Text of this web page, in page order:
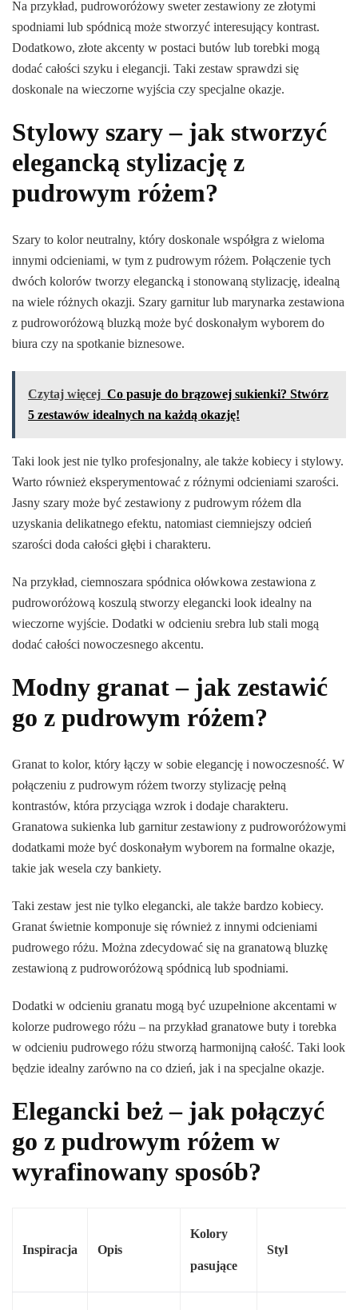
Na przykład, pudroworóżowy sweter zestawiony ze złotymi
spodniami lub spódnicą może stworzyć interesujący kontrast.
Dodatkowo, złote akcenty w postaci butów lub torebki mogą
dodać całości szyku i elegancji. Taki zestaw sprawdzi się
doskonale na wieczorne wyjścia czy specjalne okazje.
Stylowy szary – jak stworzyć
elegancką stylizację z
pudrowym różem?
Szary to kolor neutralny, który doskonale współgra z wieloma
innymi odcieniami, w tym z pudrowym różem. Połączenie tych
dwóch kolorów tworzy elegancką i stonowaną stylizację, idealną
na wiele różnych okazji. Szary garnitur lub marynarka zestawiona
z pudroworóżową bluzką może być doskonałym wyborem do
biura czy na spotkanie biznesowe.
Czytaj więcej Co pasuje do brązowej sukienki? Stwórz
5 zestawów idealnych na każdą okazję!
Taki look jest nie tylko profesjonalny, ale także kobiecy i stylowy.
Warto również eksperymentować z różnymi odcieniami szarości.
Jasny szary może być zestawiony z pudrowym różem dla
uzyskania delikatnego efektu, natomiast ciemniejszy odcień
szarości doda całości głębi i charakteru.
Na przykład, ciemnoszara spódnica ołówkowa zestawiona z
pudroworóżową koszulą stworzy elegancki look idealny na
wieczorne wyjście. Dodatki w odcieniu srebra lub stali mogą
dodać całości nowoczesnego akcentu.
Modny granat – jak zestawić
go z pudrowym różem?
Granat to kolor, który łączy w sobie elegancję i nowoczesność. W
połączeniu z pudrowym różem tworzy stylizację pełną
kontrastów, która przyciąga wzrok i dodaje charakteru.
Granatowa sukienka lub garnitur zestawiony z pudroworóżowymi
dodatkami może być doskonałym wyborem na formalne okazje,
takie jak wesela czy bankiety.
Taki zestaw jest nie tylko elegancki, ale także bardzo kobiecy.
Granat świetnie komponuje się również z innymi odcieniami
pudrowego różu. Można zdecydować się na granatową bluzkę
zestawioną z pudroworóżową spódnicą lub spodniami.
Dodatki w odcieniu granatu mogą być uzupełnione akcentami w
kolorze pudrowego różu – na przykład granatowe buty i torebka
w odcieniu pudrowego różu stworzą harmonijną całość. Taki look
będzie idealny zarówno na co dzień, jak i na specjalne okazje.
Elegancki beż – jak połączyć
go z pudrowym różem w
wyrafinowany sposób?
Inspiracja Opis
Kolory
pasujące
Styl